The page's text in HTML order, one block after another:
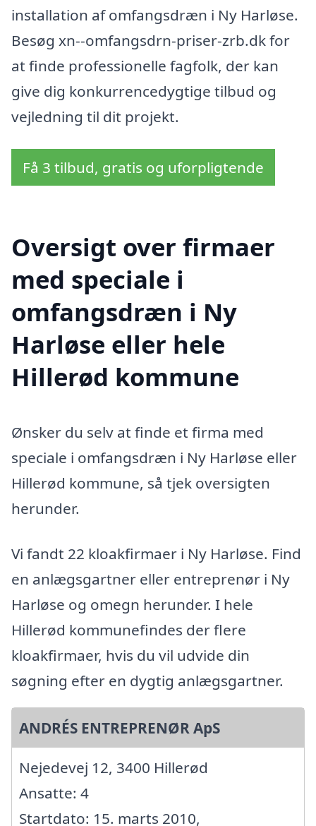
installation af omfangsdræn i Ny Harløse.
Besøg xn--omfangsdrn-priser-zrb.dk for
at finde professionelle fagfolk, der kan
give dig konkurrencedygtige tilbud og
vejledning til dit projekt.
Få 3 tilbud, gratis og uforpligtende
Oversigt over firmaer
med speciale i
omfangsdræn i Ny
Harløse eller hele
Hillerød kommune
Ønsker du selv at finde et firma med
speciale i omfangsdræn i Ny Harløse eller
Hillerød kommune, så tjek oversigten
herunder.
Vi fandt 22 kloakfirmaer i Ny Harløse. Find
en anlægsgartner eller entreprenør i Ny
Harløse og omegn herunder. I hele
Hillerød kommunefindes der flere
kloakfirmaer, hvis du vil udvide din
søgning efter en dygtig anlægsgartner.
ANDRÉS ENTREPRENØR ApS
Nejedevej 12, 3400 Hillerød
Ansatte: 4
Startdato: 15. marts 2010,